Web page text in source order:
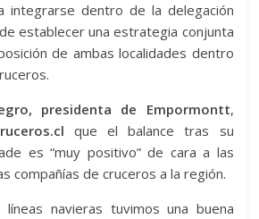
integrarse dentro de la delegación
establecer una estrategia conjunta
de ambas localidades dentro
presidenta de Empormontt,
que el balance tras su
es “muy positivo” de cara a las
compañías de cruceros a la región.
navieras tuvimos una buena